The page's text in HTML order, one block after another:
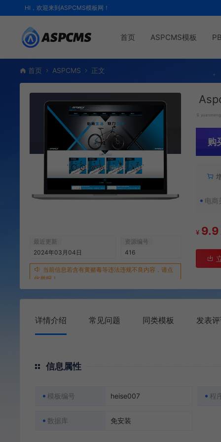
HI，欢迎来到ASPCMS模板网！
首页 ASPCMS模板
首页 ASPCMS 正文
最近更新
2024年03月04日
资源编号
416
当前信息若含有黄赌毒等违法违规不良内容，请点
此举报！
yuanmeng
购
电商
¥ 9.9
详情介绍 常见问题 同类模板 发表
信息属性
模板编号 heise007 程
数据库 免安装